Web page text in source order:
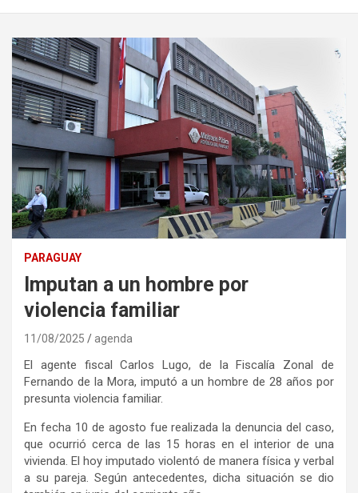
PARAGUAY
Imputan a un hombre por
violencia familiar
11/08/2025 agenda
El agente fiscal Carlos Lugo, de la Fiscalía Zonal de
Fernando de la Mora, imputó a un hombre de 28 años por
presunta violencia familiar.
En fecha 10 de agosto fue realizada la denuncia del caso,
que ocurrió cerca de las 15 horas en el interior de una
vivienda. El hoy imputado violentó de manera física y verbal
a su pareja. Según antecedentes, dicha situación se dio